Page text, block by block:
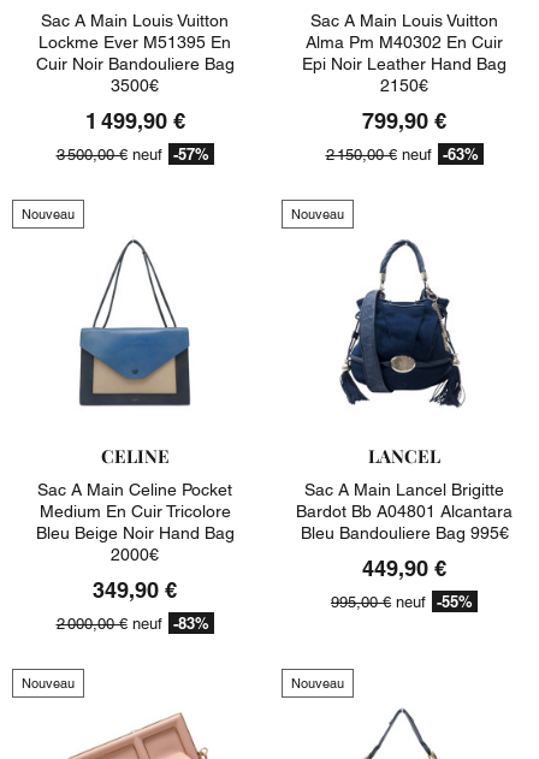
Sac A Main Louis Vuitton
Lockme Ever M51395 En
Cuir Noir Bandouliere Bag
3500€
1 499,90 €
3 500,00 €neuf -57%
Sac A Main Louis Vuitton
Alma Pm M40302 En Cuir
Epi Noir Leather Hand Bag
2150€
799,90 €
2 150,00 €neuf -63%
Nouveau
CELINE
Sac A Main Celine Pocket
Medium En Cuir Tricolore
Bleu Beige Noir Hand Bag
2000€
349,90 €
2 000,00 €neuf -83%
Nouveau
LANCEL
Sac A Main Lancel Brigitte
Bardot Bb A04801 Alcantara
Bleu Bandouliere Bag 995€
449,90 €
995,00 € neuf -55%
Nouveau Nouveau